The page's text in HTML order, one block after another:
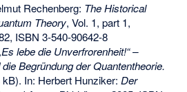
Rechenberg: The Historical
Theory, Vol. 1, part 1,
ISBN 3-540-90642-8
lebe die Unverfrorenheit!“ –
Begründung der Quantentheorie.
In: Herbert Hunziker: Der